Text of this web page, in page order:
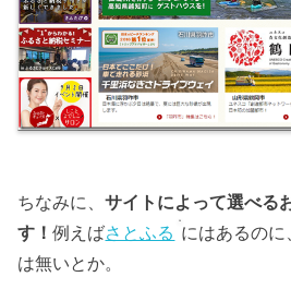
ちなみに、サイトによって選べる
す！例えばさとふる にはあるのに
は無いとか。